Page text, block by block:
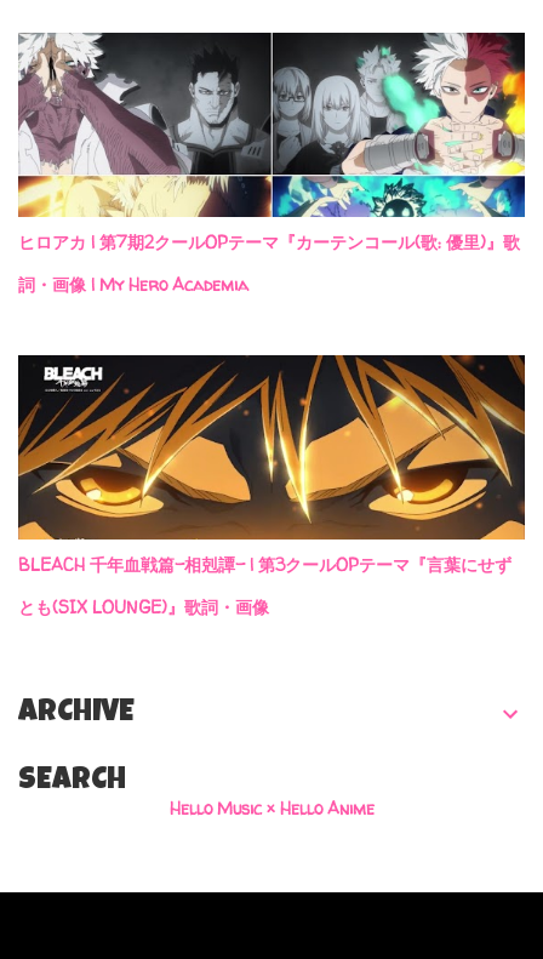
ヒロアカ | 第7期2クールOPテーマ『カーテンコール(歌: 優里)』歌
詞・画像 | My Hero Academia
BLEACH 千年血戦篇-相剋譚- | 第3クールOPテーマ『言葉にせず
とも(SIX LOUNGE)』歌詞・画像
ARCHIVE
SEARCH
Hello Music × Hello Anime